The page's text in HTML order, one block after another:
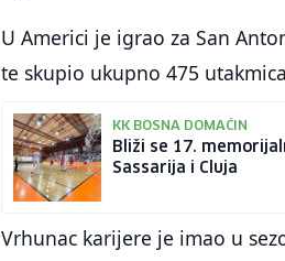
U Americi je igrao za San
te skupio ukupno 475
KK BOSNA DOMAĆIN
Bliži se 17.
Sassarija i Cluja
Vrhunac karijere je imao u